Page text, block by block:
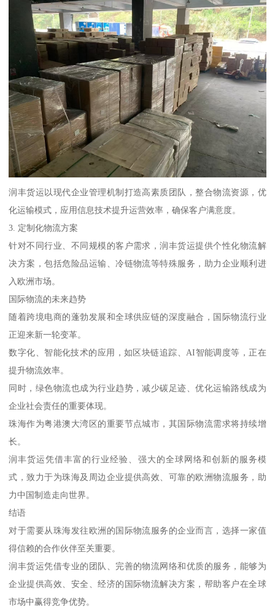
润丰货运以现代企业管理机制打造高素质团队，整合物流资源，优
化运输模式，应用信息技术提升运营效率，确保客户满意度。
3. 定制化物流方案
针对不同行业、不同规模的客户需求，润丰货运提供个性化物流解
决方案，包括危险品运输、冷链物流等特殊服务，助力企业顺利进
入欧洲市场。
国际物流的未来趋势
随着跨境电商的蓬勃发展和全球供应链的深度融合，国际物流行业
正迎来新一轮变革。
数字化、智能化技术的应用，如区块链追踪、AI智能调度等，正在
提升物流效率。
同时，绿色物流也成为行业趋势，减少碳足迹、优化运输路线成为
企业社会责任的重要体现。
珠海作为粤港澳大湾区的重要节点城市，其国际物流需求将持续增
长。
润丰货运凭借丰富的行业经验、强大的全球网络和创新的服务模
式，致力于为珠海及周边企业提供高效、可靠的欧洲物流服务，助
力中国制造走向世界。
结语
对于需要从珠海发往欧洲的国际物流服务的企业而言，选择一家值
得信赖的合作伙伴至关重要。
润丰货运凭借专业的团队、完善的物流网络和优质的服务，能够为
企业提供高效、安全、经济的国际物流解决方案，帮助客户在全球
市场中赢得竞争优势。